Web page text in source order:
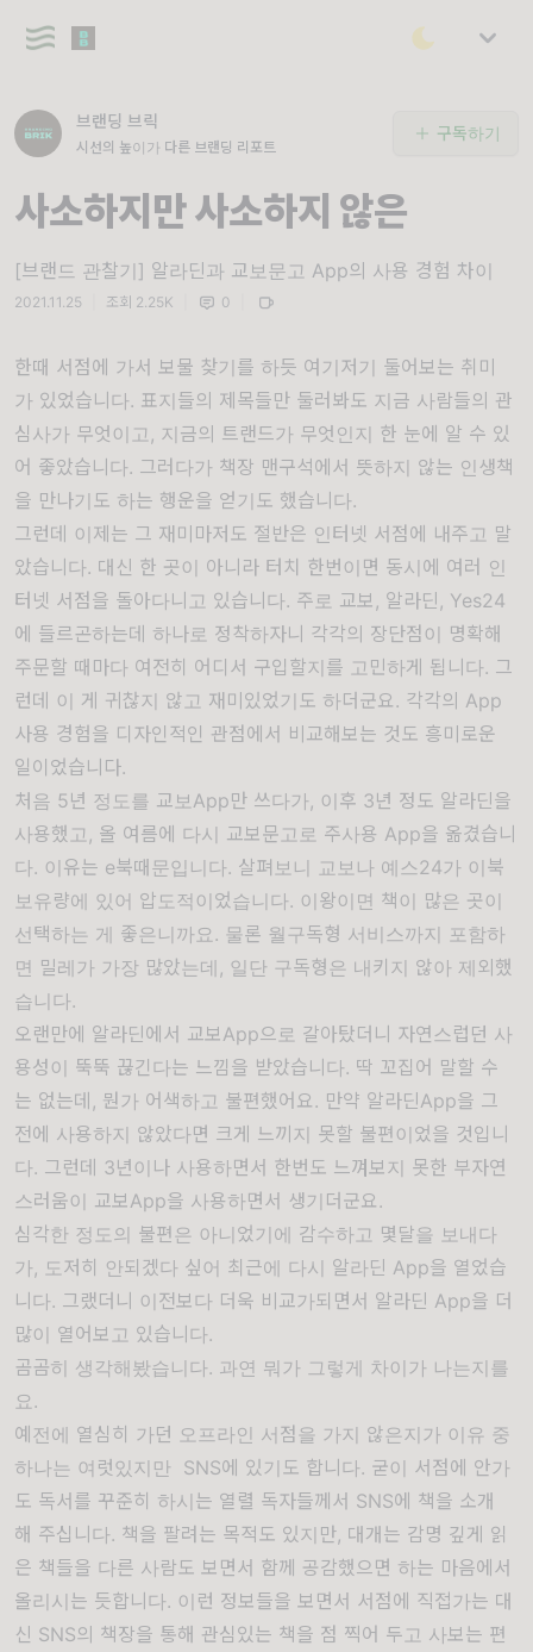
브랜딩 브릭
시선의 높이가 다른 브랜딩 리포트
구독하기
사소하지만 사소하지 않은
[브랜드 관찰기] 알라딘과 교보문고 App의 사용 경험 차이
2021.11.25 조회 2.25K 0
한때 서점에 가서 보물 찾기를 하듯 여기저기 둘어보는 취미
가 있었습니다. 표지들의 제목들만 둘러봐도 지금 사람들의 관
심사가 무엇이고, 지금의 트랜드가 무엇인지 한 눈에 알 수 있
어 좋았습니다. 그러다가 책장 맨구석에서 뜻하지 않는 인생책
을 만나기도 하는 행운을 얻기도 했습니다.
그런데 이제는 그 재미마저도 절반은 인터넷 서점에 내주고 말
았습니다. 대신 한 곳이 아니라 터치 한번이면 동시에 여러 인
터넷 서점을 돌아다니고 있습니다. 주로 교보, 알라딘, Yes24
에 들르곤하는데 하나로 정착하자니 각각의 장단점이 명확해
주문할 때마다 여전히 어디서 구입할지를 고민하게 됩니다. 그
런데 이 게 귀찮지 않고 재미있었기도 하더군요. 각각의 App
사용 경험을 디자인적인 관점에서 비교해보는 것도 흥미로운
일이었습니다.
처음 5년 정도를 교보App만 쓰다가, 이후 3년 정도 알라딘을
사용했고, 올 여름에 다시 교보문고로 주사용 App을 옮겼습니
다. 이유는 e북때문입니다. 살펴보니 교보나 예스24가 이북
보유량에 있어 압도적이었습니다. 이왕이면 책이 많은 곳이
선택하는 게 좋은니까요. 물론 월구독형 서비스까지 포함하
면 밀레가 가장 많았는데, 일단 구독형은 내키지 않아 제외했
습니다.
오랜만에 알라딘에서 교보App으로 갈아탔더니 자연스럽던 사
용성이 뚝뚝 끊긴다는 느낌을 받았습니다. 딱 꼬집어 말할 수
는 없는데, 뭔가 어색하고 불편했어요. 만약 알라딘App을 그
전에 사용하지 않았다면 크게 느끼지 못할 불편이었을 것입니
다. 그런데 3년이나 사용하면서 한번도 느껴보지 못한 부자연
스러움이 교보App을 사용하면서 생기더군요.
심각한 정도의 불편은 아니었기에 감수하고 몇달을 보내다
가, 도저히 안되겠다 싶어 최근에 다시 알라딘 App을 열었습
니다. 그랬더니 이전보다 더욱 비교가되면서 알라딘 App을 더
많이 열어보고 있습니다.
곰곰히 생각해봤습니다. 과연 뭐가 그렇게 차이가 나는지를
요.
예전에 열심히 가던 오프라인 서점을 가지 않은지가 이유 중
하나는 여럿있지만 SNS에 있기도 합니다. 굳이 서점에 안가
도 독서를 꾸준히 하시는 열렬 독자들께서 SNS에 책을 소개
해 주십니다. 책을 팔려는 목적도 있지만, 대개는 감명 깊게 읽
은 책들을 다른 사람도 보면서 함께 공감했으면 하는 마음에서
올리시는 듯합니다. 이런 정보들을 보면서 서점에 직접가는 대
신 SNS의 책장을 통해 관심있는 책을 점 찍어 두고 사보는 편